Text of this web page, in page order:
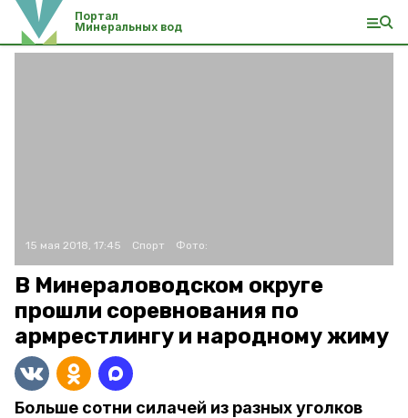
Портал
Минеральных вод
15 мая 2018, 17:45 Спорт Фото:
В Минераловодском округе
прошли соревнования по
армрестлингу и народному жиму
Больше сотни силачей из разных уголков